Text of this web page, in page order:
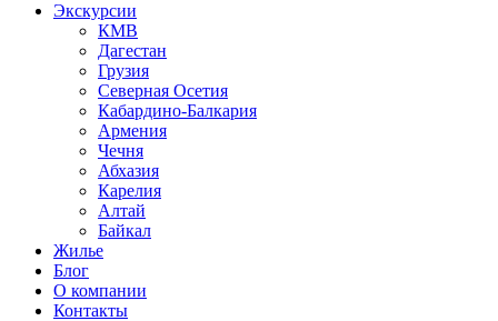
Экскурсии
КМВ
Дагестан
Грузия
Северная Осетия
Кабардино-Балкария
Армения
Чечня
Абхазия
Карелия
Алтай
Байкал
Жилье
Блог
О компании
Контакты